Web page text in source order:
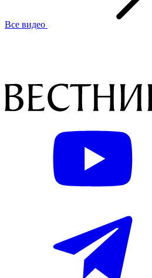
Все видео